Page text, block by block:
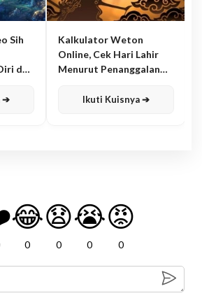
Sih
dan
➔
Kalkulator Weton
Online, Cek Hari Lahir
Menurut Penanggalan
Ikuti Kuisnya ➔
😂
0
😧
0
😭
0
😡
0